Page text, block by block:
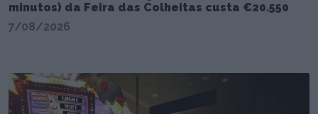
minutos) da Feira das Colheitas custa €20.550
7/08/2026